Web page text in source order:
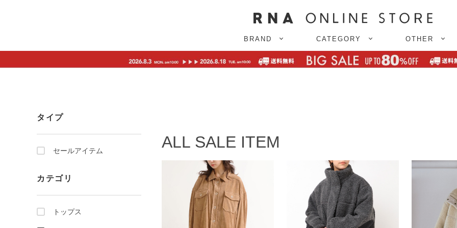
BRAND CATEGORY OTHER
タイプ
セールアイテム
カテゴリ
トップス
ALL SALE ITEM